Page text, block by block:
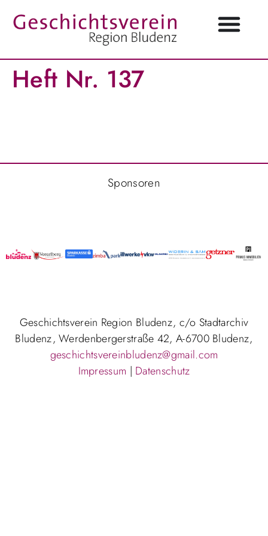
Heft Nr. 137
Sponsoren
Geschichtsverein Region Bludenz, c/o Stadtarchiv
Bludenz, Werdenbergerstraße 42, A-6700 Bludenz,
geschichtsvereinbludenz@gmail.com
Impressum | Datenschutz